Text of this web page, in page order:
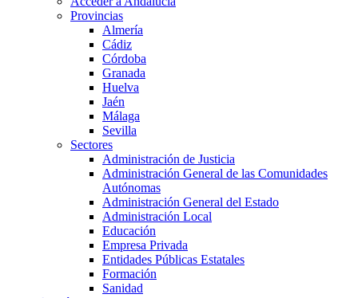
Provincias
Almería
Cádiz
Córdoba
Granada
Huelva
Jaén
Málaga
Sevilla
Sectores
Administración de Justicia
Administración General de las Comunidades
Autónomas
Administración General del Estado
Administración Local
Educación
Empresa Privada
Entidades Públicas Estatales
Formación
Sanidad